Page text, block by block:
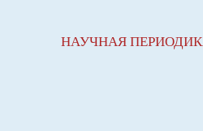
НАУЧНАЯ